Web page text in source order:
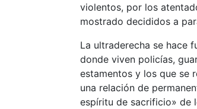
violentos, por los
mostrado decididos a
La ultraderecha se hace
donde viven policías,
estamentos y los que se
una relación de
espíritu de sacrificio» de